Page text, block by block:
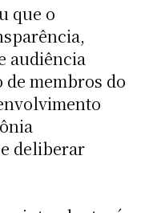
que o
audiência
membros do
deliberar